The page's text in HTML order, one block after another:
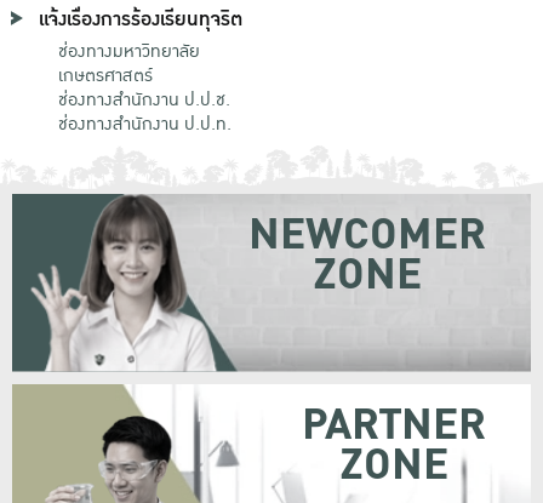
แจ้งเรื่องการร้องเรียนทุจริต
ช่องทางมหาวิทยาลัย
เกษตรศาสตร์
ช่องทางสำนักงาน ป.ป.ช.
ช่องทางสำนักงาน ป.ป.ท.
NEWCOMER
ZONE
PARTNER
ZONE